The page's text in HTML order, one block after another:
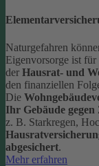
Naturgefahren
Eigenvorsorge ist
der Hausrat- und
den finanziellen
Die
Ihr Gebäude
z. B. Starkregen,
abgesichert.
Mehr erfahren